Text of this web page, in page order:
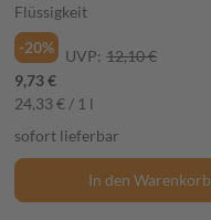
Flüssigkeit
-20%
UVP: 12,10 €
9,73 €
24,33 € / 1 l
sofort lieferbar
In den Warenkorb